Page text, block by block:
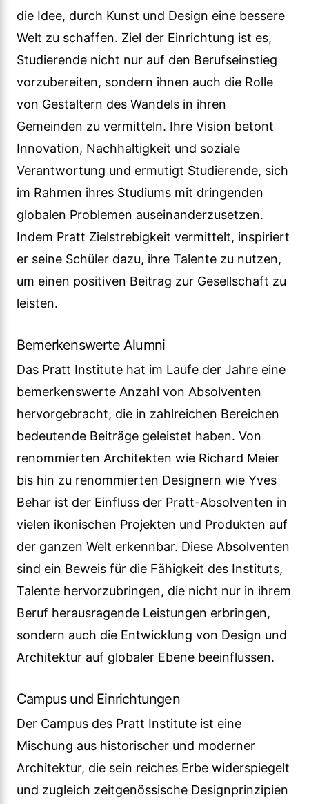
die Idee, durch Kunst und Design eine bessere
Welt zu schaffen. Ziel der Einrichtung ist es,
Studierende nicht nur auf den Berufseinstieg
vorzubereiten, sondern ihnen auch die Rolle
von Gestaltern des Wandels in ihren
Gemeinden zu vermitteln. Ihre Vision betont
Innovation, Nachhaltigkeit und soziale
Verantwortung und ermutigt Studierende, sich
im Rahmen ihres Studiums mit dringenden
globalen Problemen auseinanderzusetzen.
Indem Pratt Zielstrebigkeit vermittelt, inspiriert
er seine Schüler dazu, ihre Talente zu nutzen,
um einen positiven Beitrag zur Gesellschaft zu
leisten.
Bemerkenswerte Alumni
Das Pratt Institute hat im Laufe der Jahre eine
bemerkenswerte Anzahl von Absolventen
hervorgebracht, die in zahlreichen Bereichen
bedeutende Beiträge geleistet haben. Von
renommierten Architekten wie Richard Meier
bis hin zu renommierten Designern wie Yves
Behar ist der Einfluss der Pratt-Absolventen in
vielen ikonischen Projekten und Produkten auf
der ganzen Welt erkennbar. Diese Absolventen
sind ein Beweis für die Fähigkeit des Instituts,
Talente hervorzubringen, die nicht nur in ihrem
Beruf herausragende Leistungen erbringen,
sondern auch die Entwicklung von Design und
Architektur auf globaler Ebene beeinflussen.
Campus und Einrichtungen
Der Campus des Pratt Institute ist eine
Mischung aus historischer und moderner
Architektur, die sein reiches Erbe widerspiegelt
und zugleich zeitgenössische Designprinzipien